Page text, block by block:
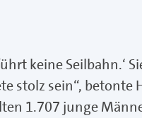
keine Seilbahn.‘
stolz sein“,
1.707 junge